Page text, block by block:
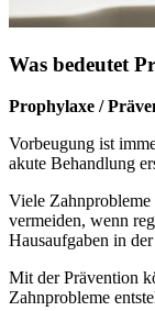
Was bedeutet
Prophylaxe /
Vorbeugung ist
akute Behandlung
Viele Zahnprobleme
vermeiden, wenn
Hausaufgaben in
Mit der Prävention
Zahnprobleme